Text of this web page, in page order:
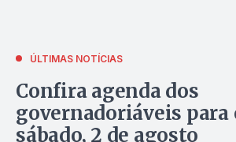
ÚLTIMAS NOTÍCIAS
Confira agenda dos
governadoriáveis para
sábado, 2 de agosto